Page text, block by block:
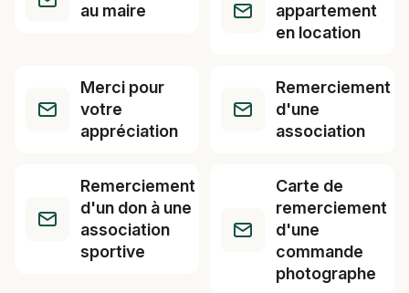
au maire
appartement
en location
Merci pour
votre
appréciation
Remerciement
d'une
association
Remerciement
d'un don à une
association
sportive
Carte de
remerciement
d'une
commande
photographe